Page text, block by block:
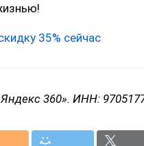
35% сейчас
360». ИНН: